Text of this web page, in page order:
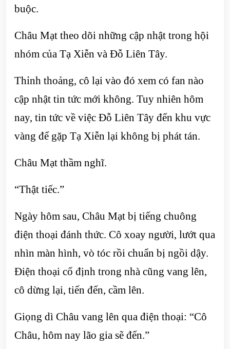
buộc.
Châu Mạt theo dõi những cập nhật trong hội
nhóm của Tạ Xiễn và Đỗ Liên Tây.
Thỉnh thoảng, cô lại vào đó xem có fan nào
cập nhật tin tức mới không. Tuy nhiên hôm
nay, tin tức về việc Đỗ Liên Tây đến khu vực
vàng để gặp Tạ Xiễn lại không bị phát tán.
Châu Mạt thầm nghĩ.
“Thật tiếc.”
Ngày hôm sau, Châu Mạt bị tiếng chuông
điện thoại đánh thức. Cô xoay người, lướt qua
nhìn màn hình, vò tóc rồi chuẩn bị ngồi dậy.
Điện thoại cố định trong nhà cũng vang lên,
cô dừng lại, tiến đến, cầm lên.
Giọng dì Châu vang lên qua điện thoại: “Cô
Châu, hôm nay lão gia sẽ đến.”